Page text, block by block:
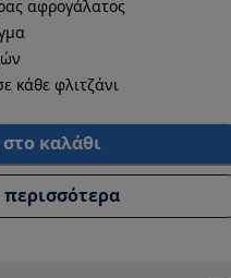
αφρογάλατος
κάθε φλιτζάνι
καλάθι